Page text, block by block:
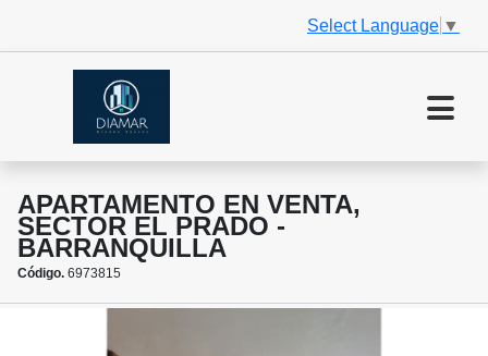
Select Language ▼
APARTAMENTO EN VENTA,
SECTOR EL PRADO -
BARRANQUILLA
Código. 6973815